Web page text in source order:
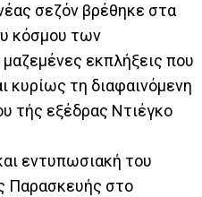
σεζόν βρέθηκε στα
κόσμου των
εκπλήξεις που
κυρίως τη διαφαινόμενη
τής εξέδρας Ντιέγκο
εντυπωσιακή του
Παρασκευής στο